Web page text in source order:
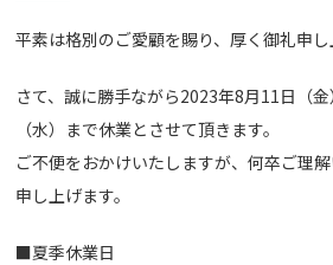
平素は格別のご愛顧を賜り、厚く御礼申し
さて、誠に勝手ながら2023年8月11日（
（水）まで休業とさせて頂きます。
ご不便をおかけいたしますが、何卒ご理
申し上げます。
■夏季休業日